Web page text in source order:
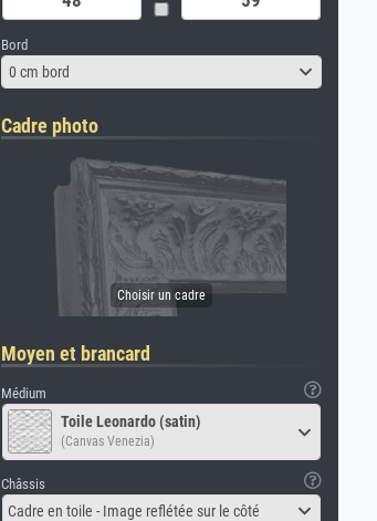
Bord
0 cm bord
Cadre photo
Moyen et brancard
Médium
Toile Leonardo (satin)
(Canvas Venezia)
Châssis
Cadre en toile - Image reflétée sur le côté